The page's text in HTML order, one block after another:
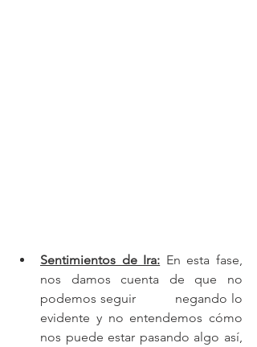
Sentimientos de Ira: En esta fase,
nos damos cuenta de que no
podemos seguir           negando lo
evidente y no entendemos cómo
nos puede estar pasando algo así,